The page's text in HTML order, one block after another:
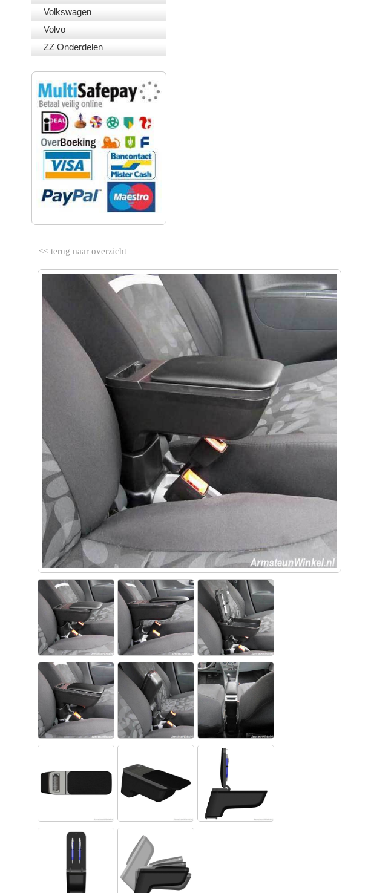
Volkswagen
Volvo
ZZ Onderdelen
<< terug naar overzicht